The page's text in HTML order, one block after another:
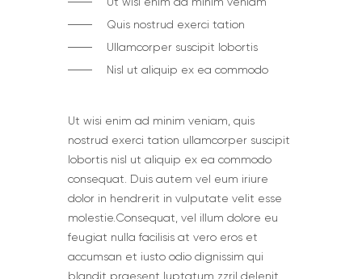
Quis nostrud exerci tation
Ullamcorper suscipit lobortis
Nisl ut aliquip ex ea commodo
Ut wisi enim ad minim veniam, quis
nostrud exerci tation ullamcorper suscipit
lobortis nisl ut aliquip ex ea commodo
consequat. Duis autem vel eum iriure
dolor in hendrerit in vulputate velit esse
molestie.Сonsequat, vel illum dolore eu
feugiat nulla facilisis at vero eros et
accumsan et iusto odio dignissim qui
blandit praesent luptatum zzril delenit